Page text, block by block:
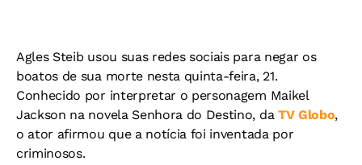
Agles Steib usou suas redes sociais para negar os
boatos de sua morte nesta quinta-feira, 21.
Conhecido por interpretar o personagem Maikel
Jackson na novela Senhora do Destino, daTV Globo,
o ator afirmou que a notícia foi inventada por
criminosos.